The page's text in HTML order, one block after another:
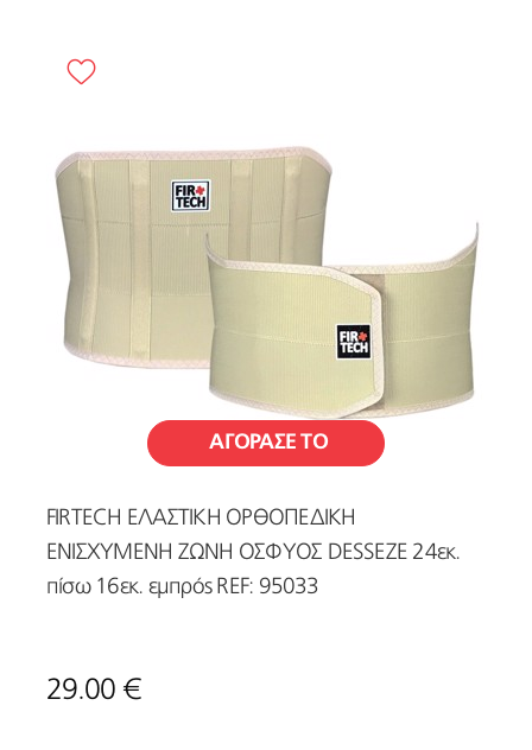
ΑΓΟΡΑΣΕ ΤΟ
FIRTECH ΕΛΑΣΤΙΚΗ ΟΡΘΟΠΕΔΙΚΗ
ΕΝΙΣΧΥΜΕΝΗ ΖΩΝΗ ΟΣΦΥΟΣ DESSEZE 24εκ.
πίσω 16εκ. εμπρός REF: 95033
29.00 €